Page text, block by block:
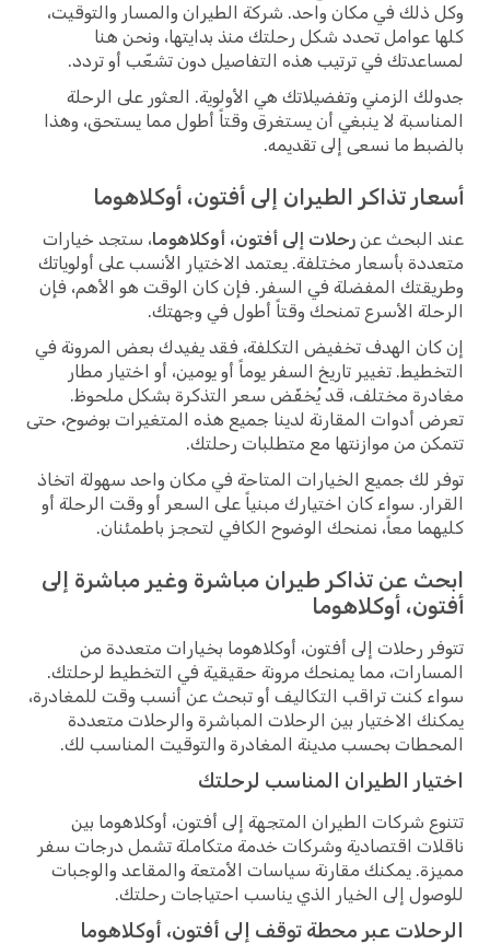
وكل ذلك في مكان واحد. شركة الطيران والمسار والتوقيت،
كلها عوامل تحدد شكل رحلتك منذ بدايتها، ونحن هنا
لمساعدتك في ترتيب هذه التفاصيل دون تشعّب أو تردد.
جدولك الزمني وتفضيلاتك هي الأولوية. العثور على الرحلة
المناسبة لا ينبغي أن يستغرق وقتاً أطول مما يستحق، وهذا
بالضبط ما نسعى إلى تقديمه.
أسعار تذاكر الطيران إلى أفتون، أوكلاهوما
عند البحث عن رحلات إلى أفتون، أوكلاهوما، ستجد خيارات
متعددة بأسعار مختلفة. يعتمد الاختيار الأنسب على أولوياتك
وطريقتك المفضلة في السفر. فإن كان الوقت هو الأهم، فإن
الرحلة الأسرع تمنحك وقتاً أطول في وجهتك.
إن كان الهدف تخفيض التكلفة، فقد يفيدك بعض المرونة في
التخطيط. تغيير تاريخ السفر يوماً أو يومين، أو اختيار مطار
مغادرة مختلف، قد يُخفّض سعر التذكرة بشكل ملحوظ.
تعرض أدوات المقارنة لدينا جميع هذه المتغيرات بوضوح، حتى
تتمكن من موازنتها مع متطلبات رحلتك.
توفر لك جميع الخيارات المتاحة في مكان واحد سهولة اتخاذ
القرار. سواء كان اختيارك مبنياً على السعر أو وقت الرحلة أو
كليهما معاً، نمنحك الوضوح الكافي لتحجز باطمئنان.
ابحث عن تذاكر طيران مباشرة وغير مباشرة إلى
أفتون، أوكلاهوما
تتوفر رحلات إلى أفتون، أوكلاهوما بخيارات متعددة من
المسارات، مما يمنحك مرونة حقيقية في التخطيط لرحلتك.
سواء كنت تراقب التكاليف أو تبحث عن أنسب وقت للمغادرة،
يمكنك الاختيار بين الرحلات المباشرة والرحلات متعددة
المحطات بحسب مدينة المغادرة والتوقيت المناسب لك.
اختيار الطيران المناسب لرحلتك
تتنوع شركات الطيران المتجهة إلى أفتون، أوكلاهوما بين
ناقلات اقتصادية وشركات خدمة متكاملة تشمل درجات سفر
مميزة. يمكنك مقارنة سياسات الأمتعة والمقاعد والوجبات
للوصول إلى الخيار الذي يناسب احتياجات رحلتك.
الرحلات عبر محطة توقف إلى أفتون، أوكلاهوما